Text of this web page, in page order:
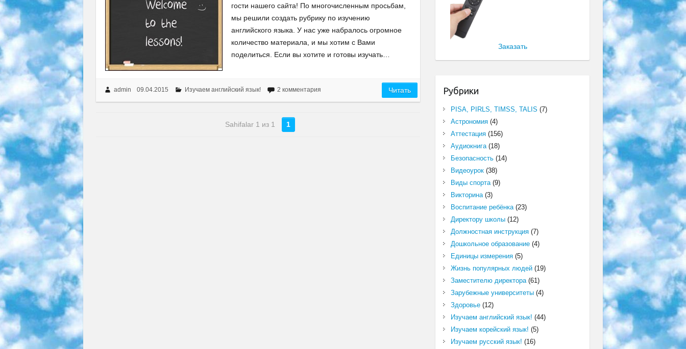
гости нашего сайта! По многочисленным просьбам,
мы решили создать рубрику по изучению
английского языка. У нас уже набралось огромное
количество материала, и мы хотим с Вами
поделиться. Если вы хотите и готовы изучать…
admin 09.04.2015 Изучаем английский язык! 2 комментария Читать
Sahifalar 1 из 1 1
Заказать
Рубрики
PISA, PIRLS, TIMSS, TALIS (7)
Астрономия(4)
Аттестация(156)
Аудиокнига(18)
Безопасность(14)
Видеоурок(38)
Виды спорта(9)
Викторина(3)
Воспитание ребёнка(23)
Директору школы(12)
Должностная инструкция(7)
Дошкольное образование(4)
Единицы измерения(5)
Жизнь популярных людей(19)
Заместителю директора(61)
Зарубежные университеты(4)
Здоровье(12)
Изучаем английский язык! (44)
Изучаем корейский язык! (5)
Изучаем русский язык! (16)